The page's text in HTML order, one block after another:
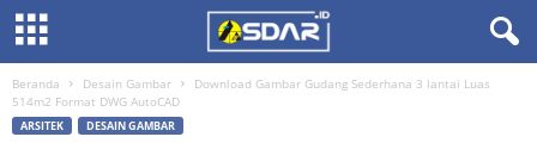
Beranda Desain Gambar
Download Gambar Gudang Sederhana 3 lantai Luas
514m2 Format DWG AutoCAD
ARSITEK DESAIN GAMBAR